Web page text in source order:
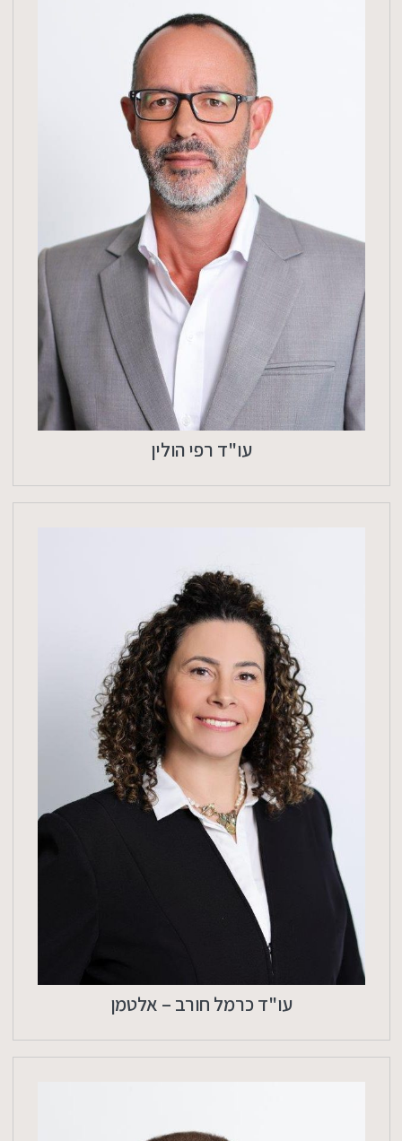
עו"ד רפי הולין
עו"ד כרמל חורב – אלטמן